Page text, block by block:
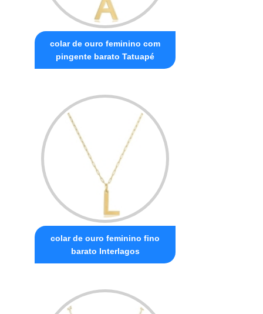
colar de ouro feminino com
pingente barato Tatuapé
colar de ouro feminino fino
barato Interlagos